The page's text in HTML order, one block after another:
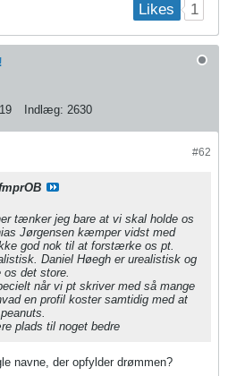
Likes 1
Indlæg: 2630
#62
tænker jeg bare at vi skal holde os
Jørgensen kæmper vidst med
god nok til at forstærke os pt.
Daniel Høegh er urealistisk og
det store.
når vi pt skriver med så mange
en profil koster samtidig med at
plads til noget bedre
navne, der opfylder drømmen?